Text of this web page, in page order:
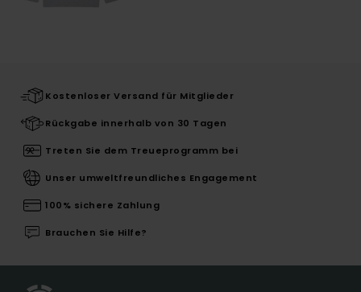
Kostenloser Versand für Mitglieder
Rückgabe innerhalb von 30 Tagen
Treten Sie dem Treueprogramm bei
Unser umweltfreundliches Engagement
100% sichere Zahlung
Brauchen Sie Hilfe?